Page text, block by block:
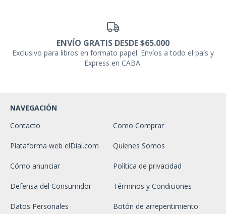
ENVÍO GRATIS DESDE $65.000
Exclusivo para libros en formato papel. Envíos a todo el país y
Express en CABA.
NAVEGACIÓN
Contacto
Como Comprar
Plataforma web elDial.com Quienes Somos
Cómo anunciar Política de privacidad
Defensa del Consumidor Términos y Condiciones
Datos Personales Botón de arrepentimiento